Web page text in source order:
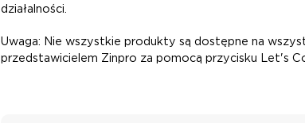
działalności.
Uwaga: Nie wszystkie produkty są dostępne na
przedstawicielem Zinpro za pomocą przycisku Let's